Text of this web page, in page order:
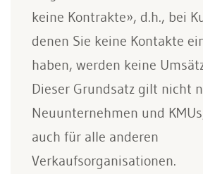
keine Kontrakte», d.h., bei
denen Sie keine Kontakte
haben, werden keine
Dieser Grundsatz gilt nicht
Neuunternehmen und
auch für alle anderen
Verkaufsorganisationen.